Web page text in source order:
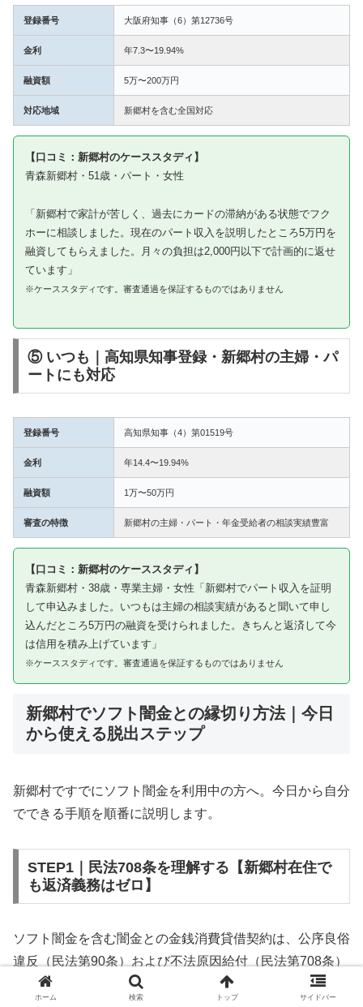
登録番号 大阪府知事（6）第12736号
金利 年7.3〜19.94%
融資額 5万〜200万円
対応地域 新郷村を含む全国対応
【口コミ：新郷村のケーススタディ】
青森新郷村・51歳・パート・女性
「新郷村で家計が苦しく、過去にカードの滞納がある状態でフク
ホーに相談しました。現在のパート収入を説明したところ5万円を
融資してもらえました。月々の負担は2,000円以下で計画的に返せ
ています」
※ケーススタディです。審査通過を保証するものではありません
⑤ いつも｜高知県知事登録・新郷村の主婦・パ
ートにも対応
登録番号 高知県知事（4）第01519号
金利 年14.4〜19.94%
融資額 1万〜50万円
審査の特徴 新郷村の主婦・パート・年金受給者の相談実績豊富
【口コミ：新郷村のケーススタディ】
青森新郷村・38歳・専業主婦・女性「新郷村でパート収入を証明
して申込みました。いつもは主婦の相談実績があると聞いて申し
込んだところ5万円の融資を受けられました。きちんと返済して今
は信用を積み上げています」
※ケーススタディです。審査通過を保証するものではありません
新郷村でソフト闇金との縁切り方法｜今日
から使える脱出ステップ
新郷村ですでにソフト闇金を利用中の方へ。今日から自分
でできる手順を順番に説明します。
STEP1｜民法708条を理解する【新郷村在住で
も返済義務はゼロ】
ソフト闇金を含む闇金との金銭消費貸借契約は、公序良俗
違反（民法第90条）および不法原因給付（民法第708条）
に該当するため、法的には無効です。新郷村在住であって
ホーム 検索 トップ サイドバー